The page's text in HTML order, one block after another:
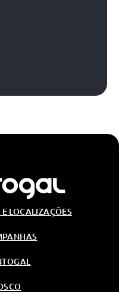
LOCALIZAÇÕES